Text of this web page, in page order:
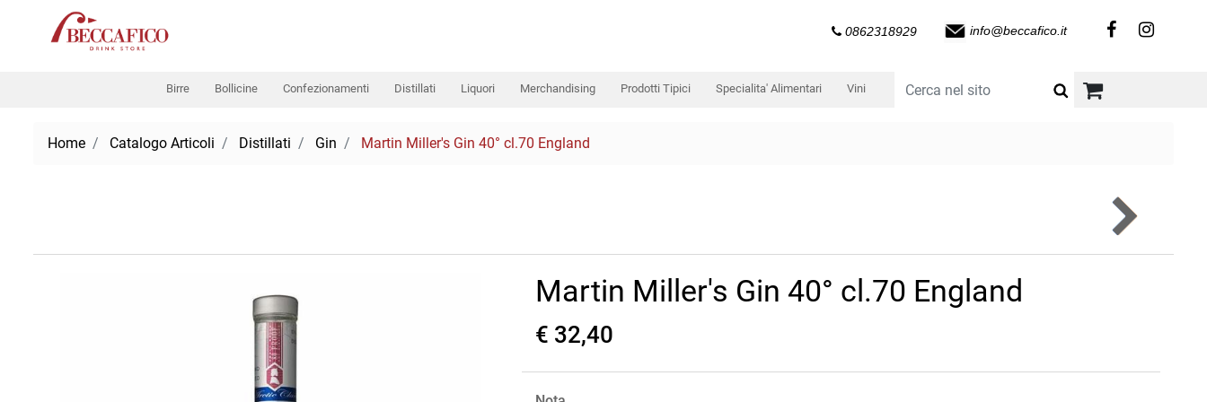
0862318929 info@beccafico.it
Birre Bollicine Confezionamenti Distillati Liquori Merchandising Prodotti Tipici Specialita' Alimentari Vini
Home Catalogo Articoli Distillati Gin Martin Miller's Gin 40° cl.70 England
Martin Miller's Gin 40° cl.70 England
€ 32,40